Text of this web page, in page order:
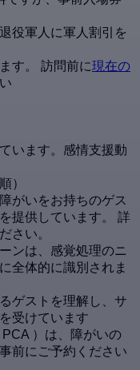
役軍人に軍人割引を
す。 訪問前に現在の
います。感情支援動
）
がいをお持ちのゲス
提供しています。 詳
さい。
ンは、感覚処理のニ
全体的に識別されま
ゲストを理解し、サ
受けています
）は、障がいの
前にご予約ください